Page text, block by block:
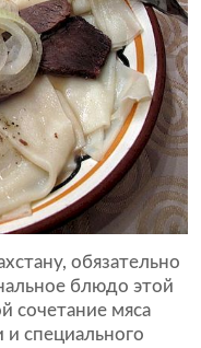
обязательно
блюдо этой
сочетание мяса
специального